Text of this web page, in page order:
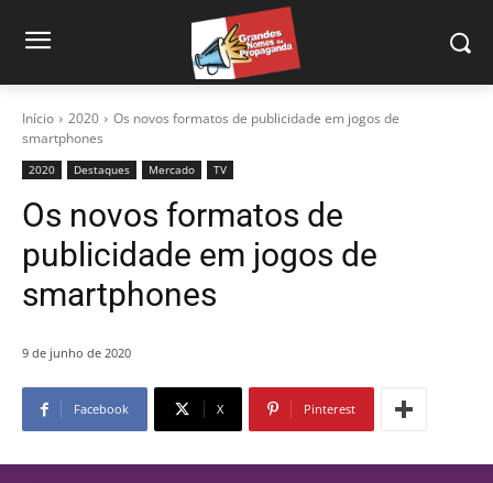
Início 2020
Os novos formatos de publicidade em jogos de
smartphones
2020 Destaques Mercado TV
Os novos formatos de
publicidade em jogos de
smartphones
9 de junho de 2020
Facebook X Pinterest